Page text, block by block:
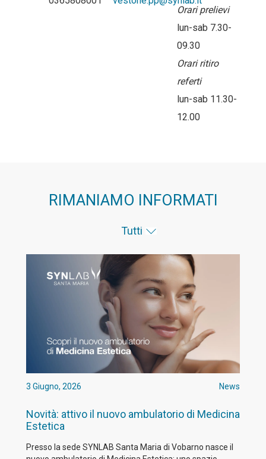
Orari prelievi
lun-sab 7.30-
09.30
Orari ritiro
referti
lun-sab 11.30-
12.00
RIMANIAMO INFORMATI
Tutti
3 Giugno, 2026 News
Novità: attivo il nuovo ambulatorio di Medicina
Estetica
Presso la sede SYNLAB Santa Maria di Vobarno nasce il